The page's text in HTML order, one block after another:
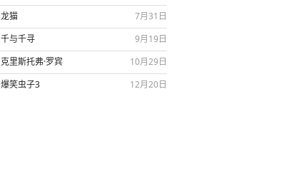
龙猫
7月31日
千与千寻
9月19日
克里斯托弗·罗宾
10月29日
爆笑虫子3 12月20日